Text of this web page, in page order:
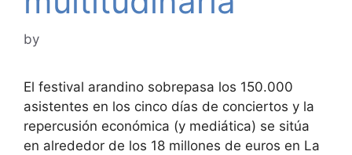
by
El festival arandino sobrepasa los 150.000
asistentes en los cinco días de conciertos y la
repercusión económica (y mediática) se sitúa
en alrededor de los 18 millones de euros en La